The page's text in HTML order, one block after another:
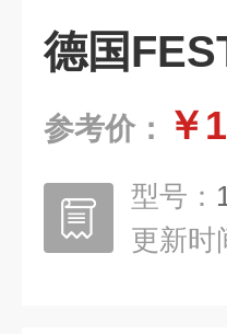
德国
参考价： ￥
型号：
更新时